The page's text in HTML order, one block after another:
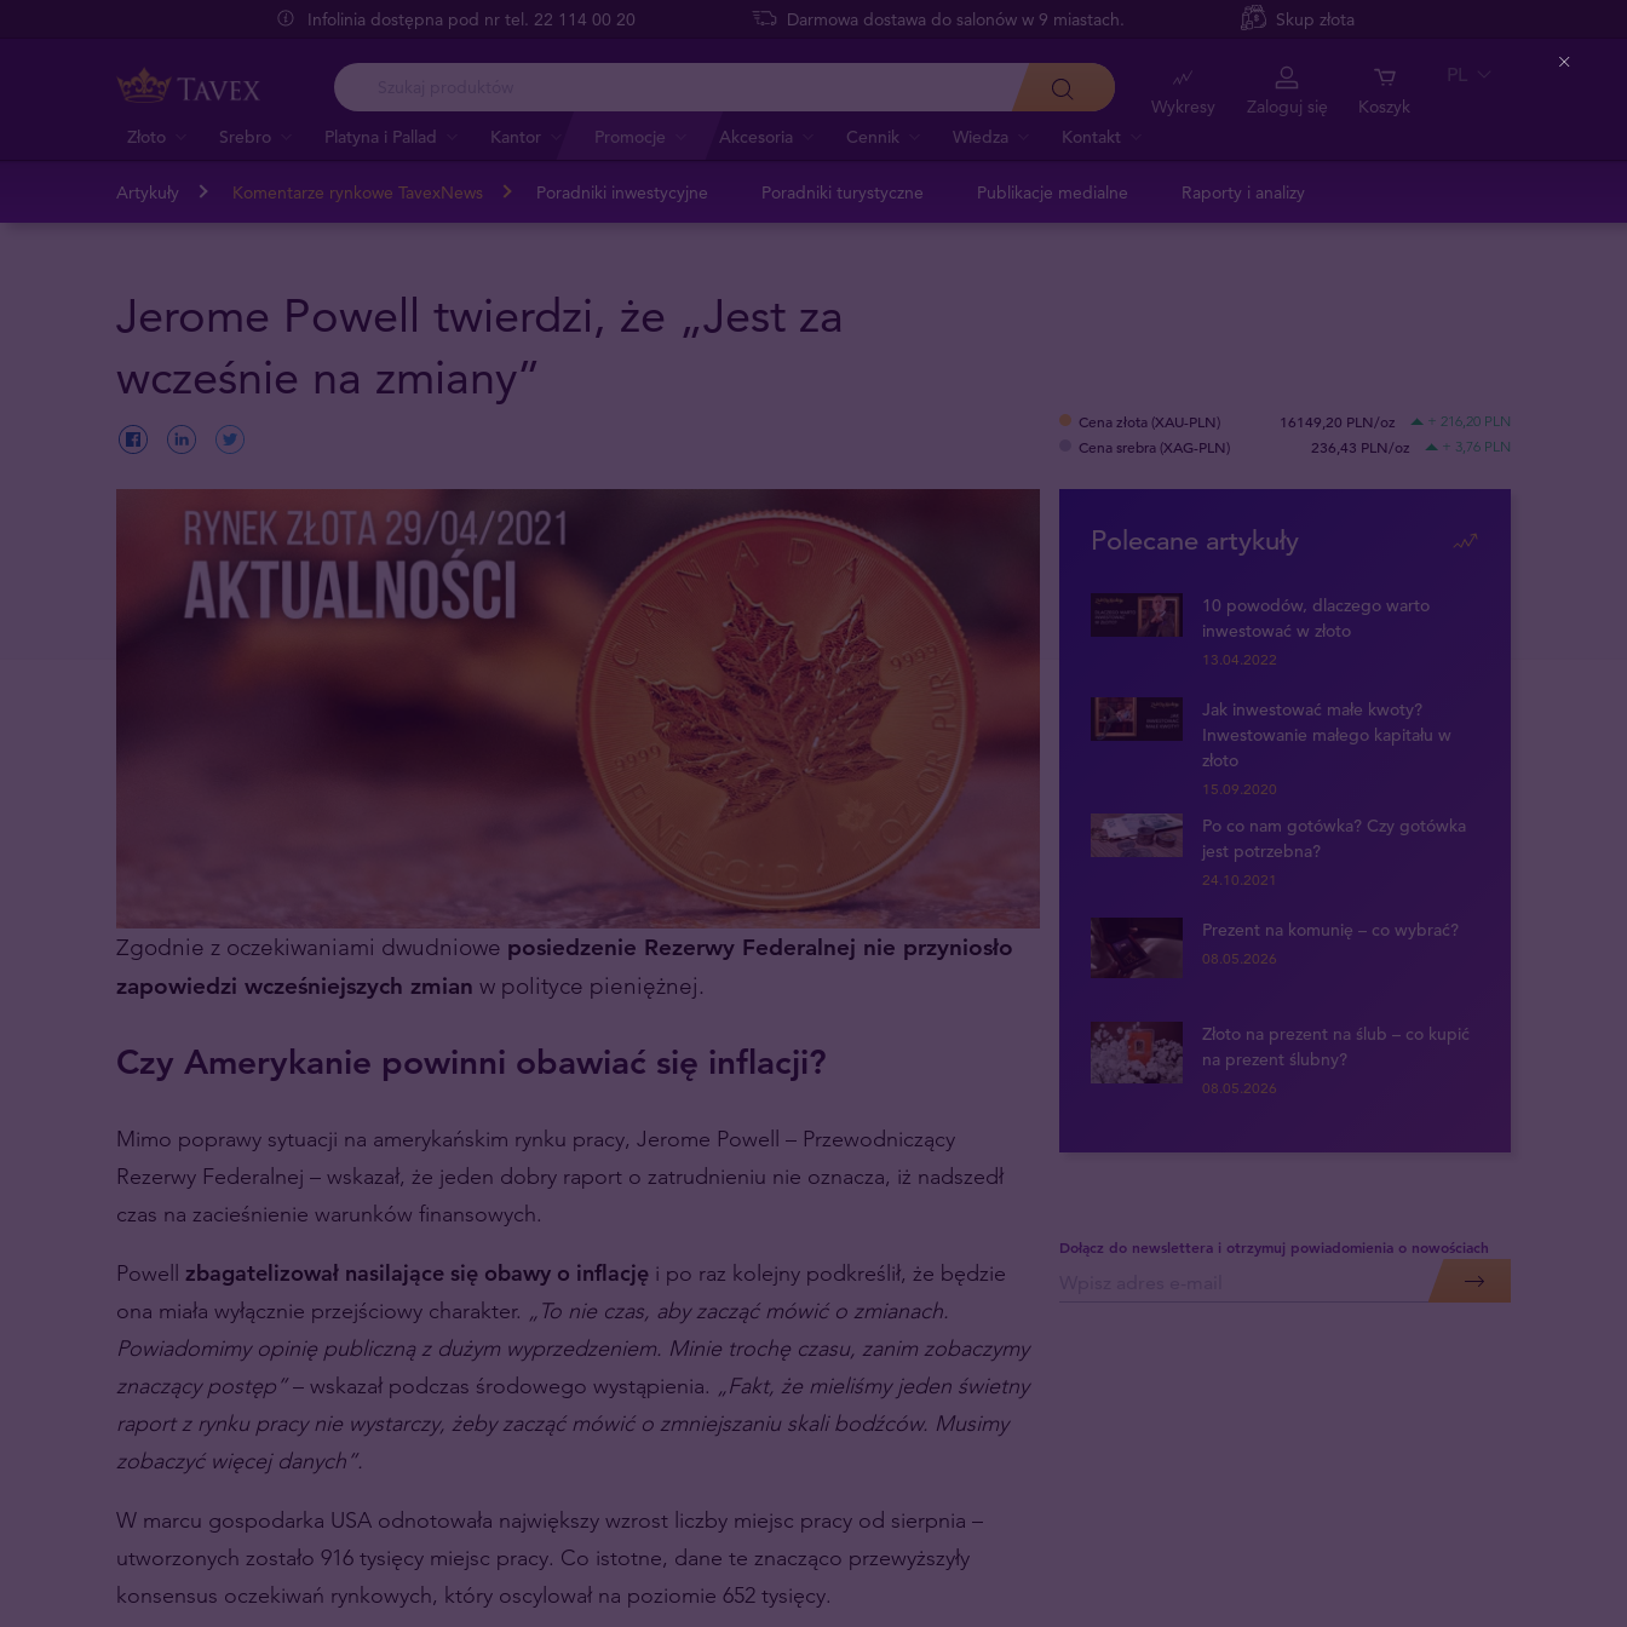
Infolinia dostępna pod nr tel. 22 114 00 20 Darmowa dostawa do salonów w 9 miastach. Skup złota
Złoto Srebro Platyna i Pallad Kantor Promocje Akcesoria Cennik Wiedza Kontakt
Wykresy Zaloguj się Koszyk
PL
Artykuły Komentarze rynkowe TavexNews Poradniki inwestycyjne Poradniki turystyczne Publikacje medialne Raporty i analizy
Jerome Powell twierdzi, że „Jest za
wcześnie na zmiany”
Cena złota (XAU-PLN) 16149,20 PLN/oz + 216,20 PLN
Cena srebra (XAG-PLN) 236,43 PLN/oz + 3,76 PLN
Zgodnie z oczekiwaniami dwudniowe posiedzenie Rezerwy Federalnej nie przyniosło
zapowiedzi wcześniejszych zmian w polityce pieniężnej.
Czy Amerykanie powinni obawiać się inflacji?
Mimo poprawy sytuacji na amerykańskim rynku pracy, Jerome Powell – Przewodniczący
Rezerwy Federalnej – wskazał, że jeden dobry raport o zatrudnieniu nie oznacza, iż nadszedł
czas na zacieśnienie warunków finansowych.
Powell zbagatelizował nasilające się obawy o inflację i po raz kolejny podkreślił, że będzie
ona miała wyłącznie przejściowy charakter. „To nie czas, aby zacząć mówić o zmianach.
Powiadomimy opinię publiczną z dużym wyprzedzeniem. Minie trochę czasu, zanim zobaczymy
znaczący postęp”– wskazał podczas środowego wystąpienia. „Fakt, że mieliśmy jeden świetny
raport z rynku pracy nie wystarczy, żeby zacząć mówić o zmniejszaniu skali bodźców. Musimy
zobaczyć więcej danych”.
W marcu gospodarka USA odnotowała największy wzrost liczby miejsc pracy od sierpnia –
utworzonych zostało 916 tysięcy miejsc pracy. Co istotne, dane te znacząco przewyższyły
konsensus oczekiwań rynkowych, który oscylował na poziomie 652 tysięcy.
Polecane artykuły
10 powodów, dlaczego warto
inwestować w złoto
13.04.2022
Jak inwestować małe kwoty?
Inwestowanie małego kapitału w
złoto
15.09.2020
Po co nam gotówka? Czy gotówka
jest potrzebna?
24.10.2021
Prezent na komunię – co wybrać?
08.05.2026
Złoto na prezent na ślub – co kupić
na prezent ślubny?
08.05.2026
Dołącz do newslettera i otrzymuj powiadomienia o nowościach
Close